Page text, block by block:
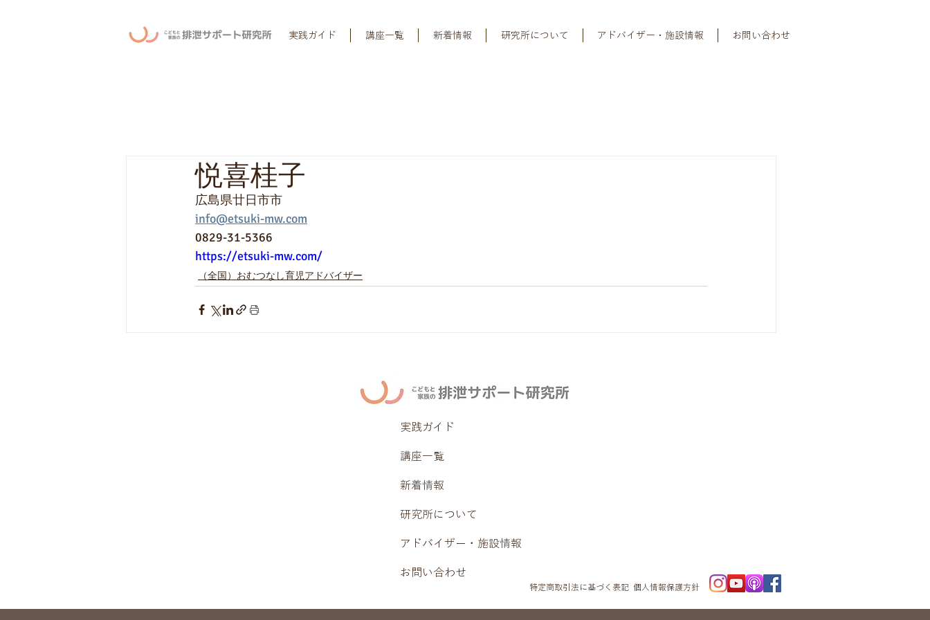
実践ガイド 講座一覧 新着情報 研究所について アドバイザー・施設情報 お問い合わせ
悦喜桂子
広島県廿日市市
info@etsuki-mw.com
0829-31-5366
https://etsuki-mw.com/
（全国）おむつなし育児アドバイザー
実践ガイド
講座一覧
新着情報
研究所について
アドバイザー・施設情報
お問い合わせ
特定商取引法に基づく表記 個人情報保護方針